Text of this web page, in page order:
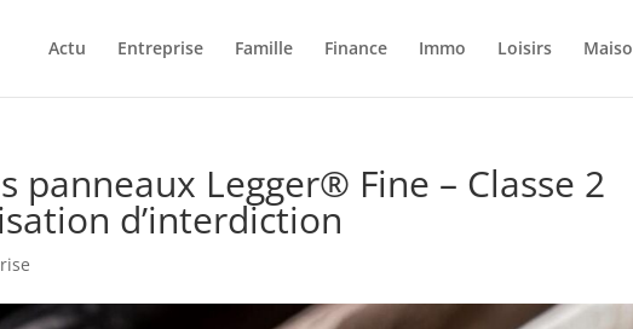
Actu Entreprise Famille Finance Immo Loisirs
panneaux Legger® Fine – Classe 2
d’interdiction